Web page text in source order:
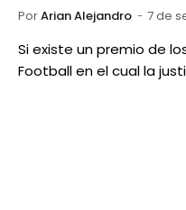
PorArian Alejandro 7 de
Si existe un premio de
Football en el cual la